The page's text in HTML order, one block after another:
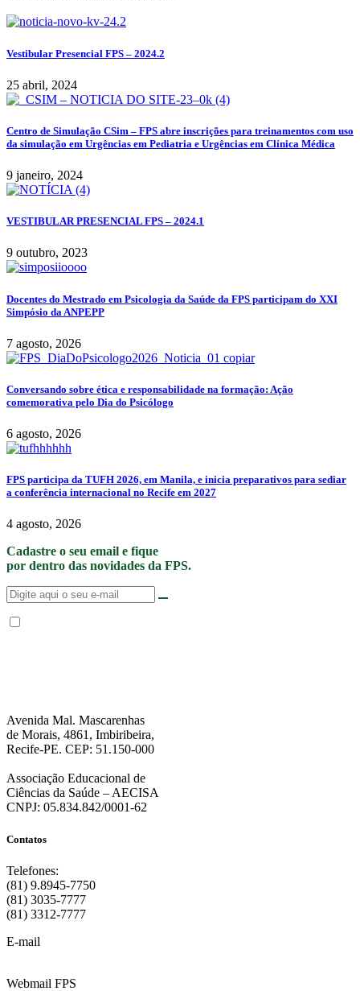
Vestibular Presencial FPS – 2024.2
25 abril, 2024
Centro de Simulação CSim – FPS abre inscrições para treinamentos com uso
da simulação em Urgências em Pediatria e Urgências em Clínica Médica
9 janeiro, 2024
VESTIBULAR PRESENCIAL FPS – 2024.1
9 outubro, 2023
Docentes do Mestrado em Psicologia da Saúde da FPS participam do XXI
Simpósio da ANPEPP
7 agosto, 2026
Conversando sobre ética e responsabilidade na formação: Ação
comemorativa pelo Dia do Psicólogo
6 agosto, 2026
FPS participa da TUFH 2026, em Manila, e inicia preparativos para sediar
a conferência internacional no Recife em 2027
4 agosto, 2026
Cadastre o seu email e fique
por dentro das novidades da FPS.
Avenida Mal. Mascarenhas
de Morais, 4861, Imbiribeira,
Recife-PE. CEP: 51.150-000
Associação Educacional de
Ciências da Saúde – AECISA
CNPJ: 05.834.842/0001-62
Contatos
Telefones:
(81) 9.8945-7750
(81) 3035-7777
(81) 3312-7777
E-mail
Webmail FPS